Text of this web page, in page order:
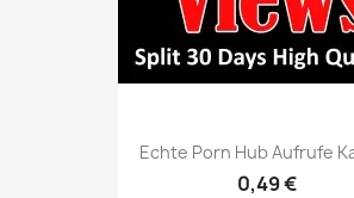
Echte Porn Hub Aufrufe
0,49 €